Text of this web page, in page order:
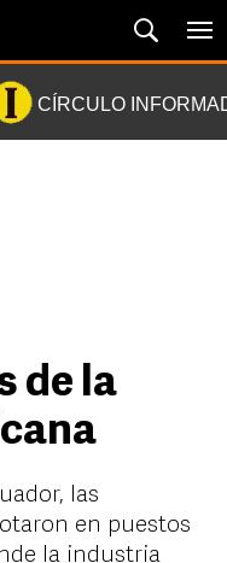
CÍRCULO
de la
las
en puestos
la industria